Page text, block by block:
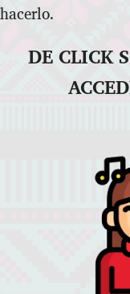
hacerlo.
DE CLICK